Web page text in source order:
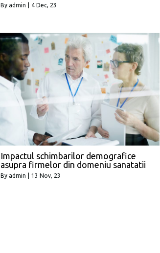
By admin 4 Dec, 23
Impactul schimbarilor demografice
asupra firmelor din domeniu sanatatii
By admin 13 Nov, 23